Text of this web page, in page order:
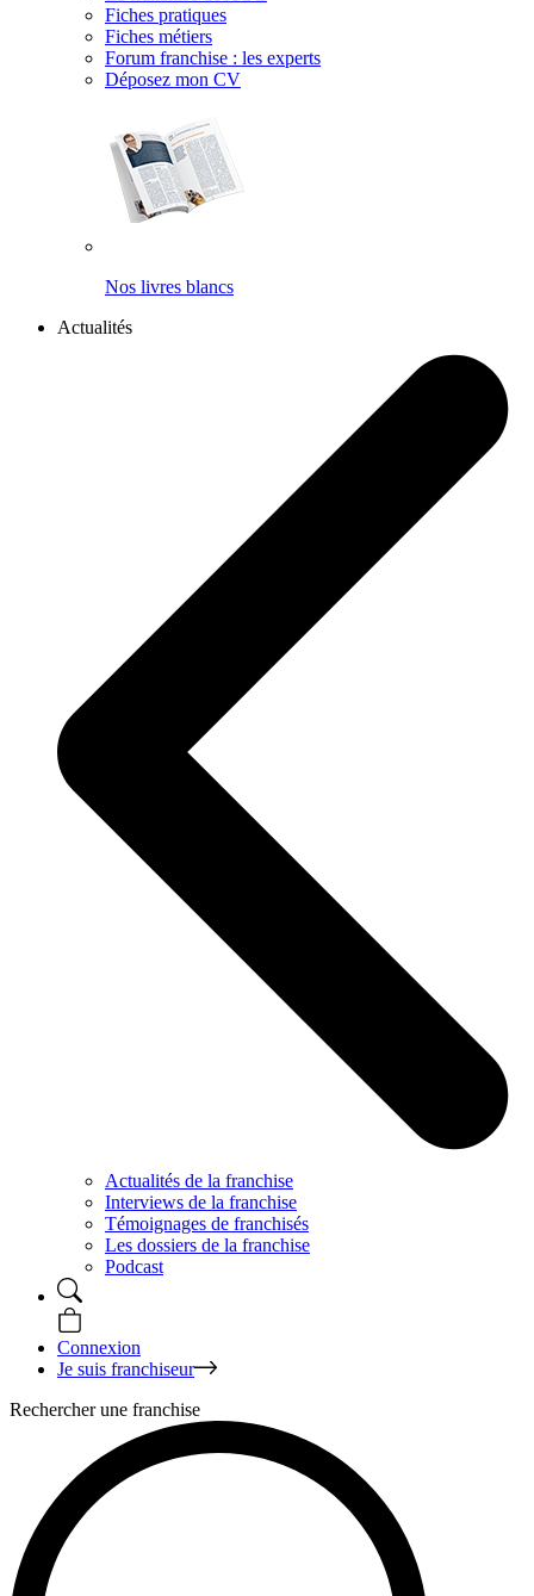
Fiches pratiques
Fiches métiers
Forum franchise : les experts
Déposez mon CV
Nos livres blancs
Actualités
Actualités de la franchise
Interviews de la franchise
Témoignages de franchisés
Les dossiers de la franchise
Podcast
Connexion
Je suis franchiseur
Rechercher une franchise